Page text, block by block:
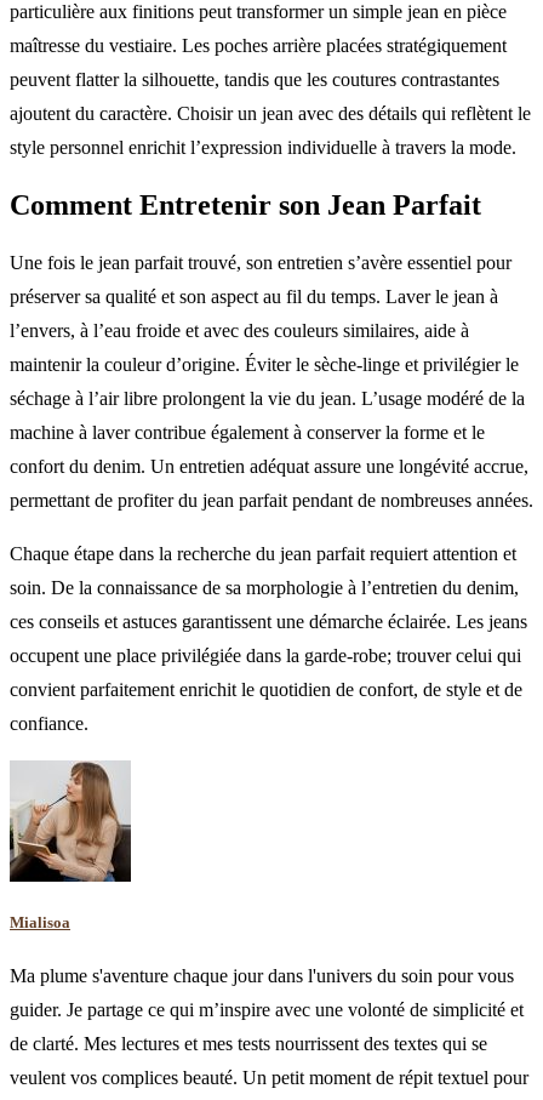
particulière aux finitions peut transformer un simple jean en pièce
maîtresse du vestiaire. Les poches arrière placées stratégiquement
peuvent flatter la silhouette, tandis que les coutures contrastantes
ajoutent du caractère. Choisir un jean avec des détails qui reflètent le
style personnel enrichit l’expression individuelle à travers la mode.
Comment Entretenir son Jean Parfait
Une fois le jean parfait trouvé, son entretien s’avère essentiel pour
préserver sa qualité et son aspect au fil du temps. Laver le jean à
l’envers, à l’eau froide et avec des couleurs similaires, aide à
maintenir la couleur d’origine. Éviter le sèche-linge et privilégier le
séchage à l’air libre prolongent la vie du jean. L’usage modéré de la
machine à laver contribue également à conserver la forme et le
confort du denim. Un entretien adéquat assure une longévité accrue,
permettant de profiter du jean parfait pendant de nombreuses années.
Chaque étape dans la recherche du jean parfait requiert attention et
soin. De la connaissance de sa morphologie à l’entretien du denim,
ces conseils et astuces garantissent une démarche éclairée. Les jeans
occupent une place privilégiée dans la garde-robe; trouver celui qui
convient parfaitement enrichit le quotidien de confort, de style et de
confiance.
Mialisoa
Ma plume s'aventure chaque jour dans l'univers du soin pour vous
guider. Je partage ce qui m’inspire avec une volonté de simplicité et
de clarté. Mes lectures et mes tests nourrissent des textes qui se
veulent vos complices beauté. Un petit moment de répit textuel pour